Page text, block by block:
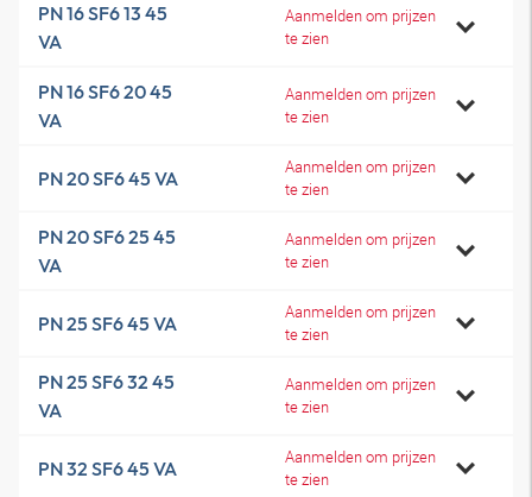
PN 16 SF6 13 45
VA
Aanmelden om prijzen
te zien
PN 16 SF6 20 45
VA
Aanmelden om prijzen
te zien
PN 20 SF6 45 VA
Aanmelden om prijzen
te zien
PN 20 SF6 25 45
VA
Aanmelden om prijzen
te zien
PN 25 SF6 45 VA
Aanmelden om prijzen
te zien
PN 25 SF6 32 45
VA
Aanmelden om prijzen
te zien
PN 32 SF6 45 VA
Aanmelden om prijzen
te zien